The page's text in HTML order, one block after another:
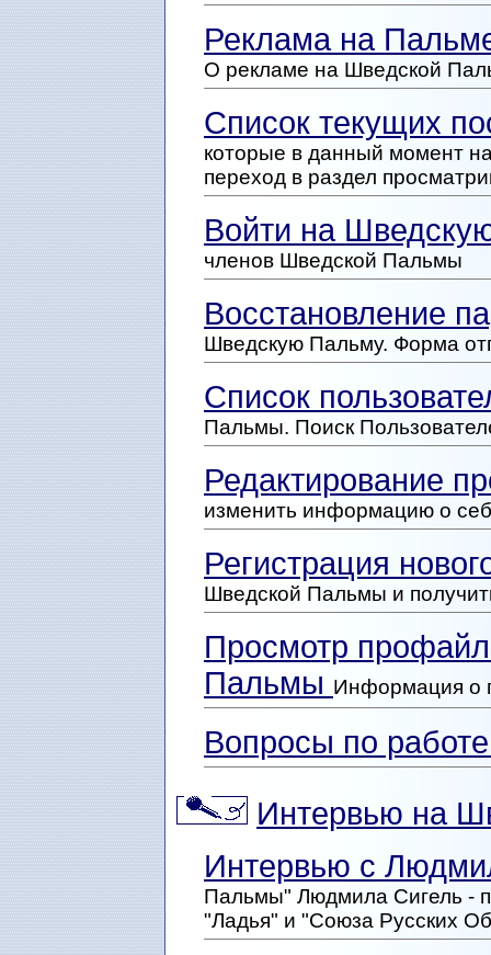
Реклама на
О рекламе на Шведской
Список текущих
которые в данный момент
переход в раздел
Войти на
членов Шведской Пальмы
Восстановление
Шведскую Пальму. Форма
Список
Пальмы. Поиск
Редактирование
изменить информацию о
Регистрация
Шведской Пальмы и
Просмотр
Пальмы Информация о
Вопросы по
Интервью на
Интервью с
Пальмы" Людмила Сигель -
"Ладья" и "Союза Русских